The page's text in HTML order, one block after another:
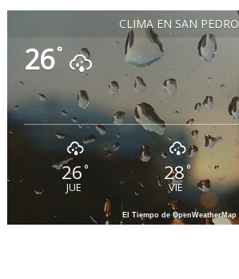
CLIMA EN SAN PEDRO
26°
26°
JUE
28 °
VIE
El Tiempo de OpenWeatherMap